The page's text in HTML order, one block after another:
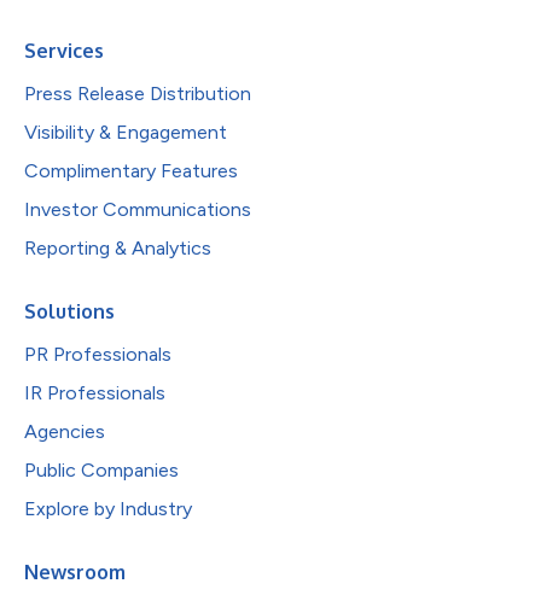
Services
Press Release Distribution
Visibility & Engagement
Complimentary Features
Investor Communications
Reporting & Analytics
Solutions
PR Professionals
IR Professionals
Agencies
Public Companies
Explore by Industry
Newsroom